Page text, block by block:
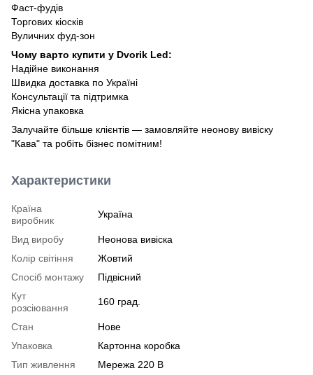
Фаст-фудів
Торгових кіосків
Вуличних фуд-зон
Чому варто купити у Dvorik Led:
Надійне виконання
Швидка доставка по Україні
Консультації та підтримка
Якісна упаковка
Залучайте більше клієнтів — замовляйте неонову вивіску
"Кава" та робіть бізнес помітним!
Характеристики
Країна
виробник
Україна
Вид виробу
Неонова вивіска
Колір світіння
Жовтий
Спосіб монтажу
Підвісний
Кут
розсіювання
160 град.
Стан
Нове
Упаковка
Картонна коробка
Тип живлення
Мережа 220 В